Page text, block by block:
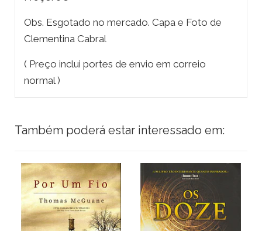
Obs. Esgotado no mercado. Capa e Foto de
Clementina Cabral
( Preço inclui portes de envio em correio
normal )
Também poderá estar interessado em: